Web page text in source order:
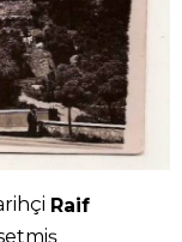
Raif